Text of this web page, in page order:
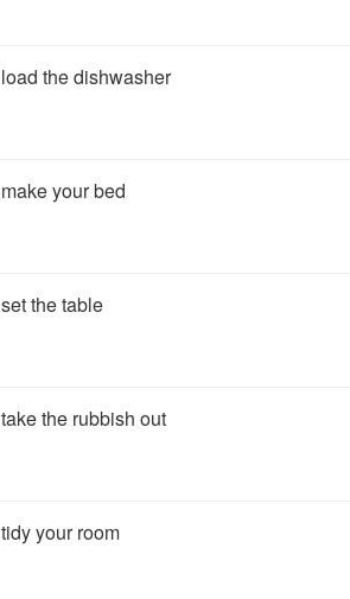
load the dishwasher
make your bed
set the table
take the rubbish out
tidy your room